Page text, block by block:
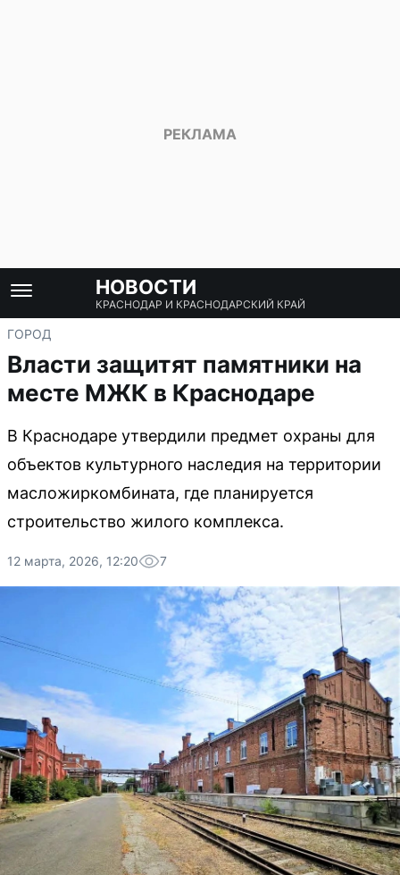
НОВОСТИ
КРАСНОДАР И КРАСНОДАРСКИЙ КРАЙ
ГОРОД
Власти защитят памятники на
месте МЖК в Краснодаре
В Краснодаре утвердили предмет охраны для
объектов культурного наследия на территории
масложиркомбината, где планируется
строительство жилого комплекса.
12 марта, 2026, 12:20 7